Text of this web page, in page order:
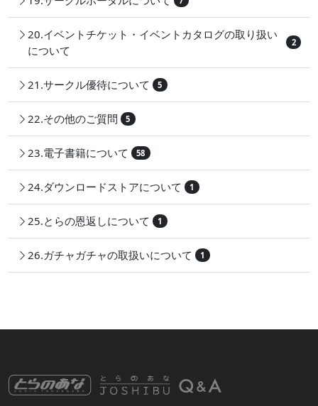
20.イベントチケット・イベントカタログの取り扱い
について
2
21.サークル優待について 5
22.その他のご質問 5
23.電子書籍について 58
24.ダウンロードストアについて 1
25.とらの恩返しについて 1
26.ガチャガチャの取扱いについて 1